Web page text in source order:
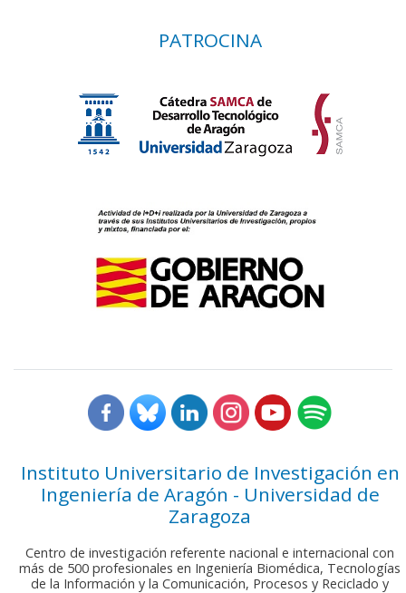
PATROCINA
Instituto Universitario de Investigación en
Ingeniería de Aragón - Universidad de
Zaragoza
Centro de investigación referente nacional e internacional con
más de 500 profesionales en Ingeniería Biomédica, Tecnologías
de la Información y la Comunicación, Procesos y Reciclado y